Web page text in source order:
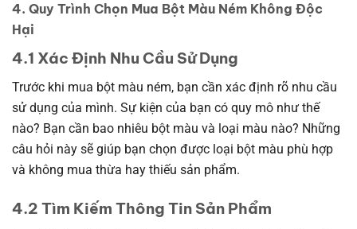
4. Quy Trình Chọn Mua Bột Màu Ném Không Độc
Hại
4.1 Xác Định Nhu Cầu Sử Dụng
Trước khi mua bột màu ném, bạn cần xác định rõ nhu cầu
sử dụng của mình. Sự kiện của bạn có quy mô như thế
nào? Bạn cần bao nhiêu bột màu và loại màu nào? Những
câu hỏi này sẽ giúp bạn chọn được loại bột màu phù hợp
và không mua thừa hay thiếu sản phẩm.
4.2 Tìm Kiếm Thông Tin Sản Phẩm